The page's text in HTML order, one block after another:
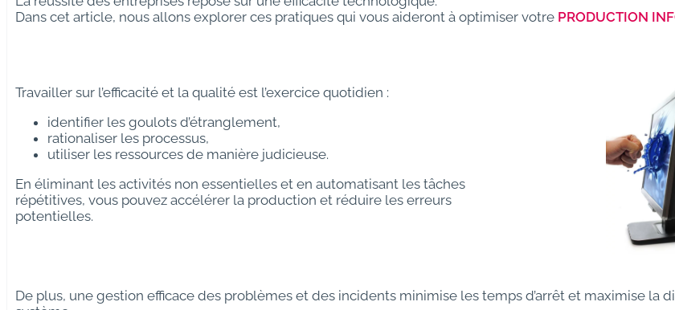
Dans cet article, nous allons explorer ces pratiques qui vous aideront à optimiser votre PRODUCTION
Travailler sur l’efficacité et la qualité est l’exercice quotidien :
identifier les goulots d’étranglement,
rationaliser les processus,
utiliser les ressources de manière judicieuse.
En éliminant les activités non essentielles et en automatisant les tâches
répétitives, vous pouvez accélérer la production et réduire les erreurs
potentielles.
De plus, une gestion efficace des problèmes et des incidents minimise les temps d’arrêt et maximise la